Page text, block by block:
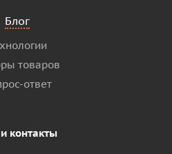
Блог
товаров
ответ
контакты